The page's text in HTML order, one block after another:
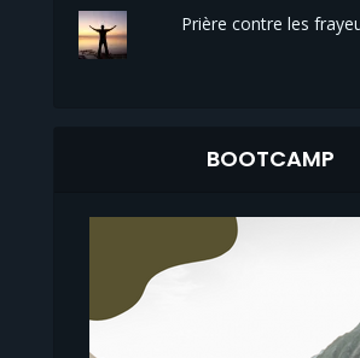
Prière contre les
BOOTCAMP